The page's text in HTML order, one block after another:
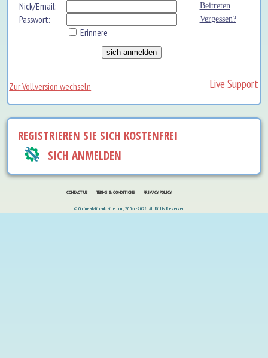
Nick/Email: Beitreten
Passwort: Vergessen?
Erinnere
Zur Vollversion wechseln Live Support
REGISTRIEREN SIE SICH KOSTENFREI
SICH ANMELDEN
CONTACT US TERMS & CONDITIONS PRIVACY POLICY
© Online-dating-ukraine.com, 2006 - 2026. All Rights Reserved.